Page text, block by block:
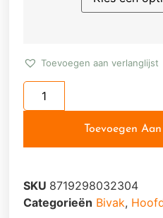
Toevoegen aan verlanglijst
Toevoegen
SKU 8719298032304
Categorieën Bivak,